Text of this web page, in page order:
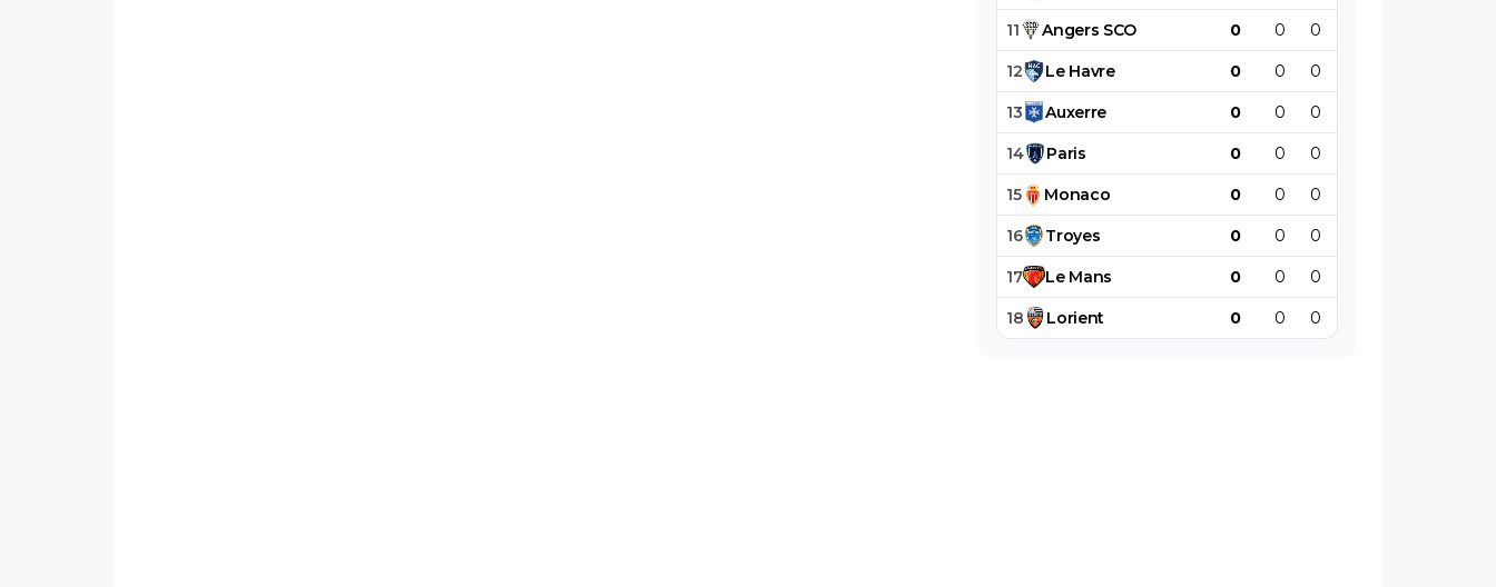
11 Angers SCO 0 0 0
12 Le Havre 0 0 0
13 Auxerre 0 0 0
14 Paris 0 0 0
15 Monaco 0 0 0
16 Troyes 0 0 0
17 Le Mans 0 0 0
18 Lorient 0 0 0